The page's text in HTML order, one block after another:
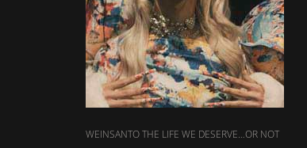
WEINSANTO THE LIFE WE DESERVE…OR NOT